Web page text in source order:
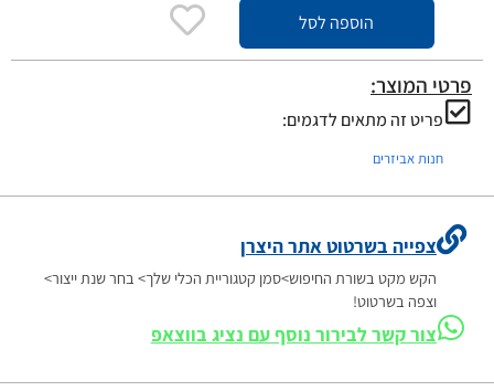
הוספה לסל
פרטי המוצר:
פריט זה מתאים לדגמים:
חנות אביזרים
צפייה בשרטוט אתר היצרן
הקש מקט בשורת החיפוש>סמן קטגוריית הכלי שלך> בחר שנת ייצור>
וצפה בשרטוט!
צור קשר לבירור נוסף עם נציג בווצאפ